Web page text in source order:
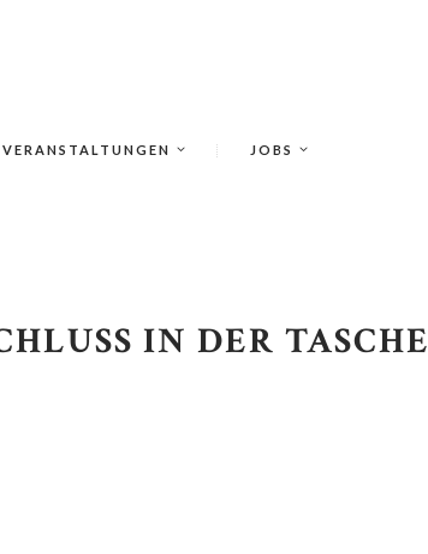
VERANSTALTUNGEN JOBS
IN DER TASCHE